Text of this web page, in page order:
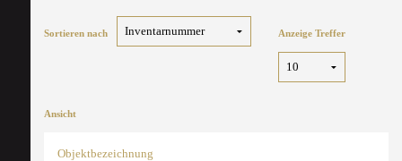
Sortieren nach Anzeige Treffer
Ansicht
Objektbezeichnung